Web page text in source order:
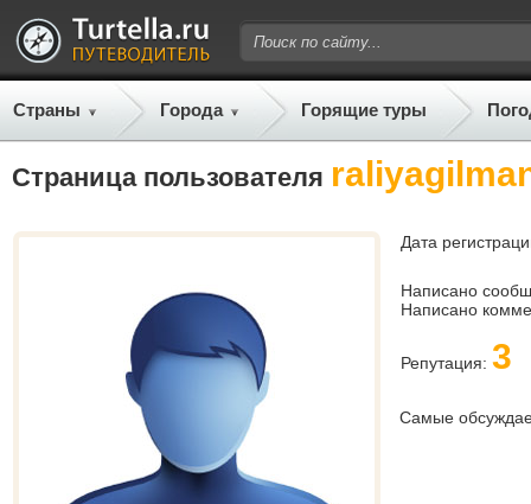
Страны Города Горящие туры
Страница пользователя
Дата
Написано
Написано
Репутация: 3
Самые